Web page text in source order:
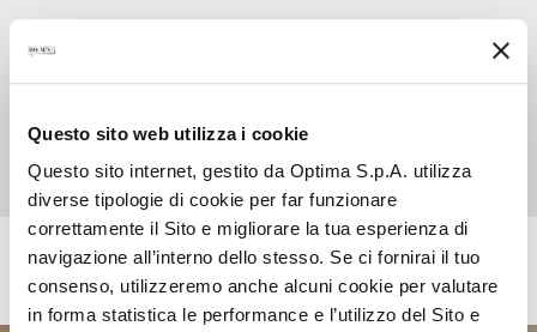
Questo sito web utilizza i cookie
Questo sito internet, gestito da Optima S.p.A. utilizza
diverse tipologie di cookie per far funzionare
correttamente il Sito e migliorare la tua esperienza di
navigazione all’interno dello stesso. Se ci fornirai il tuo
consenso, utilizzeremo anche alcuni cookie per valutare
in forma statistica le performance e l’utilizzo del Sito e
milkshakes e coffee specialities.
RICETTE CON QUESTO PRODOTTO